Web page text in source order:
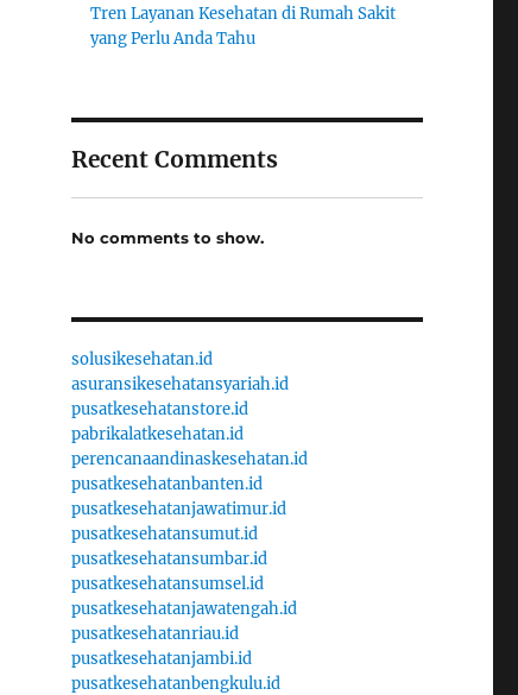
Tren Layanan Kesehatan di Rumah Sakit
yang Perlu Anda Tahu
Recent Comments
No comments to show.
solusikesehatan.id
asuransikesehatansyariah.id
pusatkesehatanstore.id
pabrikalatkesehatan.id
perencanaandinaskesehatan.id
pusatkesehatanbanten.id
pusatkesehatanjawatimur.id
pusatkesehatansumut.id
pusatkesehatansumbar.id
pusatkesehatansumsel.id
pusatkesehatanjawatengah.id
pusatkesehatanriau.id
pusatkesehatanjambi.id
pusatkesehatanbengkulu.id